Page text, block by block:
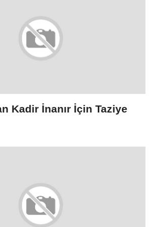
Kadir İnanır İçin Taziye